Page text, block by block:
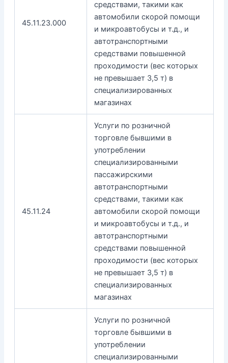
45.11.23.000
средствами, такими как
автомобили скорой помощи
и микроавтобусы и т.д., и
автотранспортными
средствами повышенной
проходимости (вес которых
не превышает 3,5 т) в
специализированных
магазинах
45.11.24
Услуги по розничной
торговле бывшими в
употреблении
специализированными
пассажирскими
автотранспортными
средствами, такими как
автомобили скорой помощи
и микроавтобусы и т.д., и
автотранспортными
средствами повышенной
проходимости (вес которых
не превышает 3,5 т) в
специализированных
магазинах
Услуги по розничной
торговле бывшими в
употреблении
специализированными